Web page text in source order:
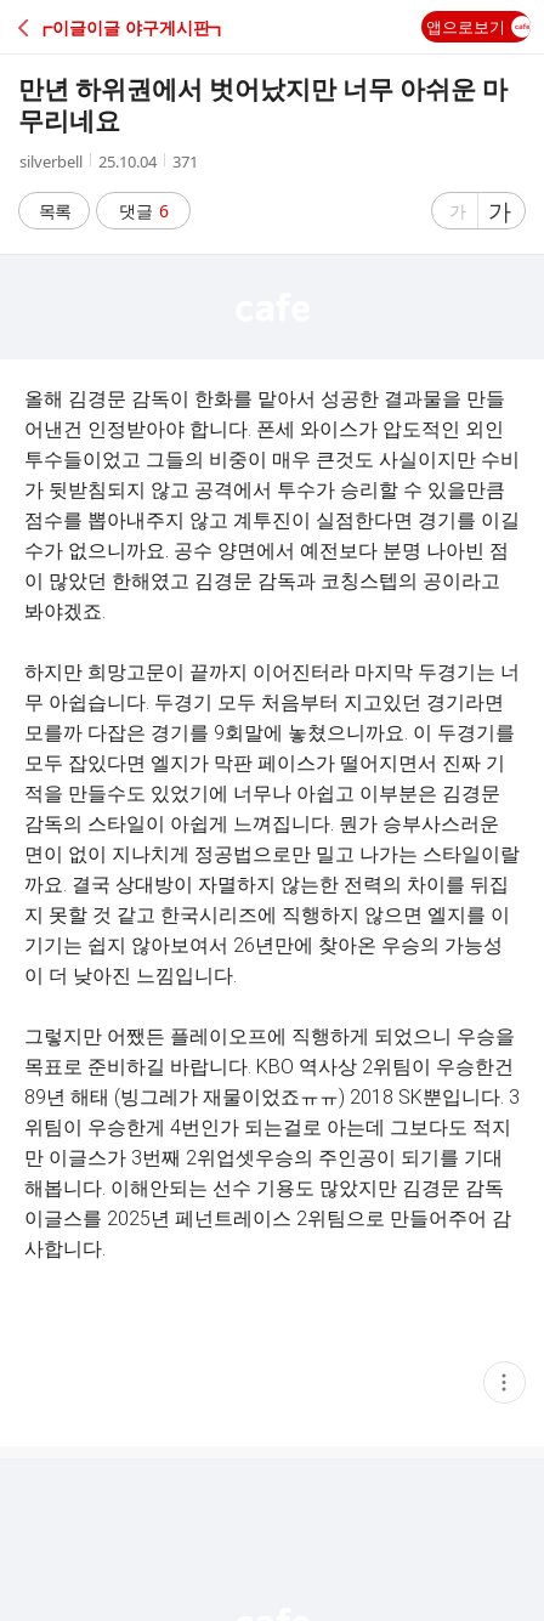
C
A
┏이글이글 야구게시판┓ 앱으로보기
만년 하위권에서 벗어났지만 너무 아쉬운 마
무리네요
작
자
silverbell
작
시
간
25.10.04
조
수
371
목록 댓글 6
글
게
가
글
자
게
가
올해 김경문 감독이 한화를 맡아서 성공한 결과물을 만들
어낸건 인정받아야 합니다. 폰세 와이스가 압도적인 외인
투수들이었고 그들의 비중이 매우 큰것도 사실이지만 수비
가 뒷받침되지 않고 공격에서 투수가 승리할 수 있을만큼
점수를 뽑아내주지 않고 계투진이 실점한다면 경기를 이길
수가 없으니까요. 공수 양면에서 예전보다 분명 나아빈 점
이 많았던 한해였고 김경문 감독과 코칭스텝의 공이라고
봐야겠죠.
하지만 희망고문이 끝까지 이어진터라 마지막 두경기는 너
무 아쉽습니다. 두경기 모두 처음부터 지고있던 경기라면
모를까 다잡은 경기를 9회말에 놓쳤으니까요. 이 두경기를
모두 잡있다면 엘지가 막판 페이스가 떨어지면서 진짜 기
적을 만들수도 있었기에 너무나 아쉽고 이부분은 김경문
감독의 스타일이 아쉽게 느껴집니다. 뭔가 승부사스러운
면이 없이 지나치게 정공법으로만 밀고 나가는 스타일이랄
까요. 결국 상대방이 자멸하지 않는한 전력의 차이를 뒤집
지 못할 것 같고 한국시리즈에 직행하지 않으면 엘지를 이
기기는 쉽지 않아보여서 26년만에 찾아온 우승의 가능성
이 더 낮아진 느낌입니다.
그렇지만 어쨌든 플레이오프에 직행하게 되었으니 우승을
목표로 준비하길 바랍니다. KBO 역사상 2위팀이 우승한건
89년 해태 (빙그레가 재물이었죠ㅠㅠ) 2018 SK뿐입니다. 3
위팀이 우승한게 4번인가 되는걸로 아는데 그보다도 적지
만 이글스가 3번째 2위업셋우승의 주인공이 되기를 기대
해봅니다. 이해안되는 선수 기용도 많았지만 김경문 감독
이글스를 2025년 페넌트레이스 2위팀으로 만들어주어 감
사합니다.
현
재